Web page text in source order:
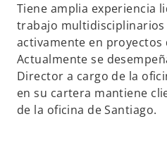
u
e
v
a
Tiene amplia experiencia
trabajo
activamente en proyectos
Actualmente se
Director a cargo de la
en su cartera mantiene
de la oficina de Santiago.